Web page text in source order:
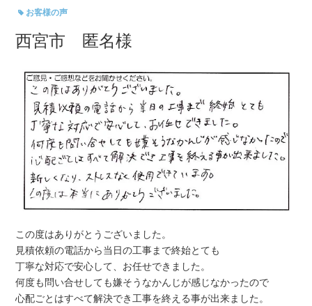
お客様の声
西宮市 匿名様
この度はありがとうございました。
見積依頼の電話から当日の工事まで終始とても
丁寧な対応で安心して、お任せできました。
何度も問い合せしても嫌そうなかんじが感じなかったので
心配ごとはすべて解決でき工事を終える事が出来ました。